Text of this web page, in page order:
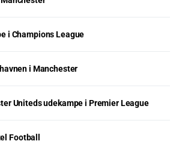
i Champions League
i Manchester
Uniteds udekampe i Premier League
Football